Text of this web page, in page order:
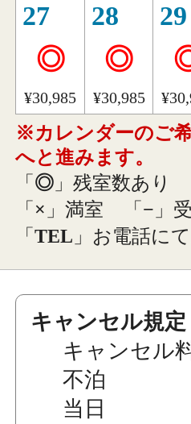
27
◎
¥30,985
28
◎
¥30,985
29
※カレンダーのご
へと進みます。
「 ◎ 」残室数あり
「 × 」満室 「 − 」
「TEL 」お電話に
キャンセル規定
キャンセル
不泊 宿
当日 宿